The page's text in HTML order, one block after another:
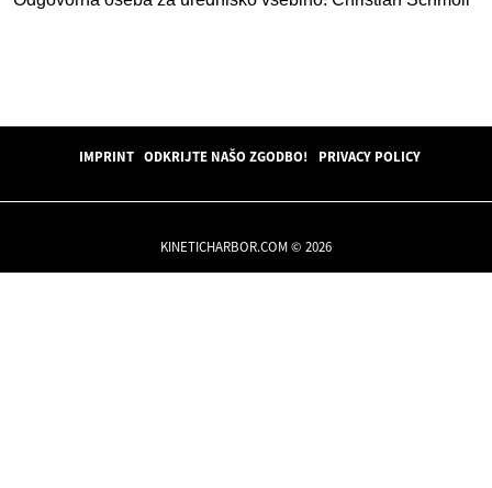
IMPRINT ODKRIJTE NAŠO ZGODBO! PRIVACY POLICY
KINETICHARBOR.COM © 2026